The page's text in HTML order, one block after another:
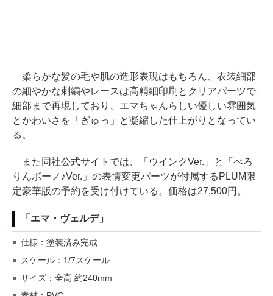
柔らかな髪の毛や肌の造形表現はもちろん、衣装細部
の細やかな刺繍やレースは高精細印刷とクリアパーツで
細部まで再現しており、エマちゃんらしい優しい雰囲気
とかわいさを「ぎゅっ」と凝縮した仕上がりとなってい
る。
また同社公式サイトでは、「ウインクVer.」と「ぺろ
りんボーノ♪Ver.」の表情変更パーツが付属するPLUM限
定豪華版の予約を受け付けている。価格は27,500円。
「エマ・ヴェルデ」
仕様：塗装済み完成
スケール：1/7スケール
サイズ：全高 約240mm